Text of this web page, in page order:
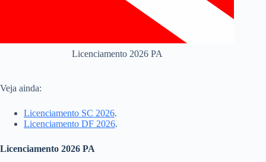
Licenciamento 2026 PA
Veja ainda:
Licenciamento SC 2026.
Licenciamento DF 2026.
Licenciamento 2026 PA